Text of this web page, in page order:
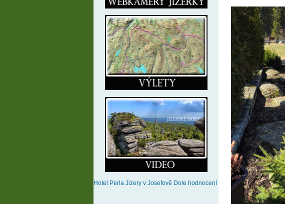
Hotel Perla Jizery v Josefově Dole hodnocení